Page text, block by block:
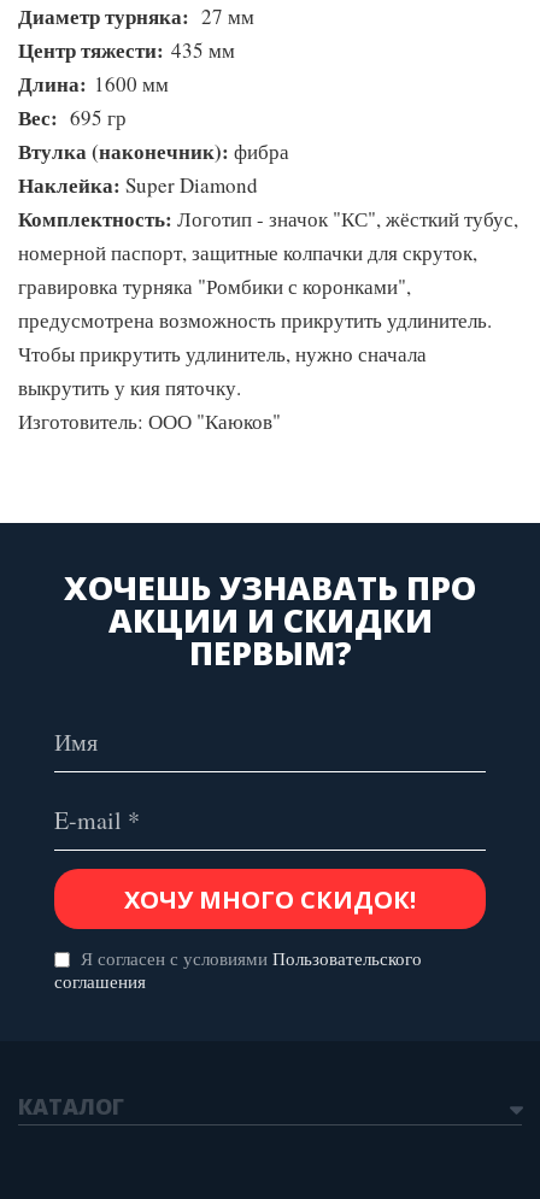
Диаметр турняка: 27 мм
Центр тяжести: 435 мм
Длина: 1600 мм
Вес: 695 гр
Втулка (наконечник): фибра
Наклейка: Super Diamond
Комплектность: Логотип - значок "КС", жёсткий тубус,
номерной паспорт, защитные колпачки для скруток,
гравировка турняка "Ромбики с коронками",
предусмотрена возможность прикрутить удлинитель.
Чтобы прикрутить удлинитель, нужно сначала
выкрутить у кия пяточку.
Изготовитель: ООО "Каюков"
ХОЧЕШЬ УЗНАВАТЬ ПРО
АКЦИИ И СКИДКИ
ПЕРВЫМ?
Я согласен с условиями Пользовательского
соглашения
КАТАЛОГ